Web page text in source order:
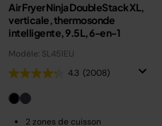
Air Fryer Ninja DoubleStack XL,
verticale, thermosonde
intelligente, 9.5L, 6-en-1
Modèle: SL451EU
4.3 (2008)
2 zones de cuisson